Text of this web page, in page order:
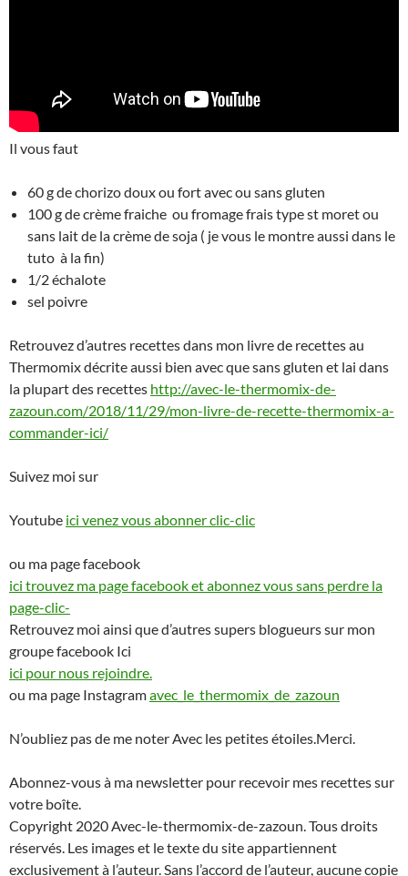
Il vous faut
60 g de chorizo doux ou fort avec ou sans gluten
100 g de crème fraiche ou fromage frais type st moret ou
sans lait de la crème de soja ( je vous le montre aussi dans le
tuto à la fin)
1/2 échalote
sel poivre
Retrouvez d’autres recettes dans mon livre de recettes au
Thermomix décrite aussi bien avec que sans gluten et lai dans
la plupart des recettes http://avec-le-thermomix-de-
zazoun.com/2018/11/29/mon-livre-de-recette-thermomix-a-
commander-ici/
Suivez moi sur
Youtube ici venez vous abonner clic-clic
ou ma page facebook
ici trouvez ma page facebook et abonnez vous sans perdre la
page-clic-
Retrouvez moi ainsi que d’autres supers blogueurs sur mon
groupe facebook Ici
ici pour nous rejoindre.
ou ma page Instagramavec_le_thermomix_de_zazoun
N’oubliez pas de me noter Avec les petites étoiles.Merci.
Abonnez-vous à ma newsletter pour recevoir mes recettes sur
votre boîte.
Copyright 2020 Avec-le-thermomix-de-zazoun. Tous droits
réservés. Les images et le texte du site appartiennent
exclusivement à l’auteur. Sans l’accord de l’auteur, aucune copie